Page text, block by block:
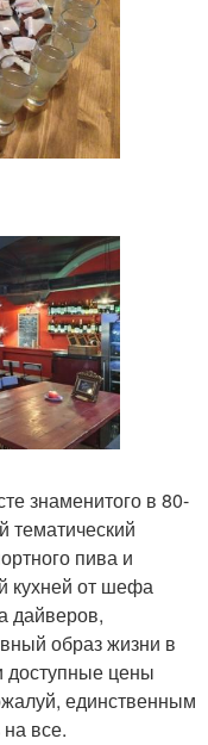
знаменитого в 80-
тематический
пива и
кухней от шефа
дайверов,
образ жизни в
доступные цены
единственным
все.